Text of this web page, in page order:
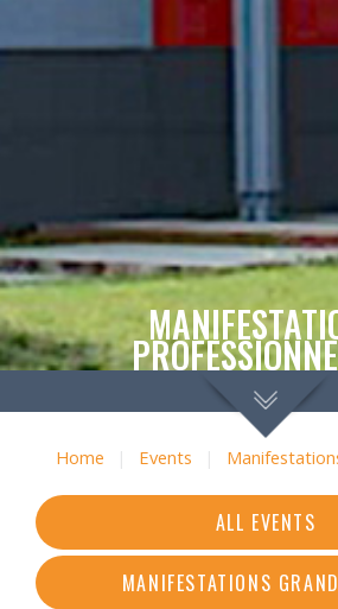
Home | Events |
ALL EVENTS
MANIFESTATIONS